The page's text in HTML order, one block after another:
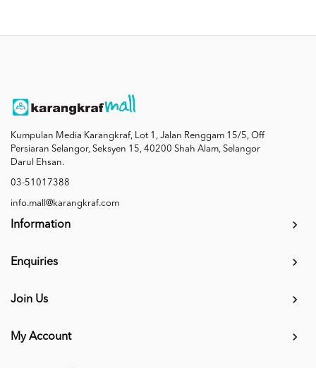
Kumpulan Media Karangkraf, Lot 1, Jalan Renggam 15/5, Off
Persiaran Selangor, Seksyen 15, 40200 Shah Alam, Selangor
Darul Ehsan.
03-51017388
info.mall@karangkraf.com
Information
Enquiries
Join Us
My Account